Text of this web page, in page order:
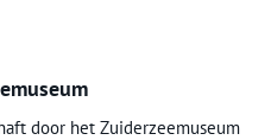
door het Zuiderzeemuseum